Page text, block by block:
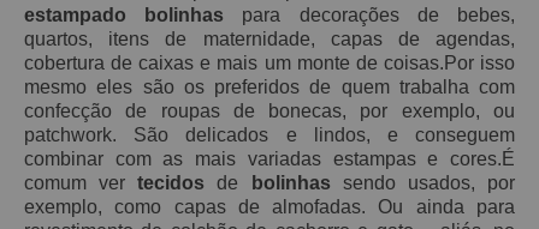
estampado bolinhas para decorações de bebes,
quartos, itens de maternidade, capas de agendas,
cobertura de caixas e mais um monte de coisas.Por isso
mesmo eles são os preferidos de quem trabalha com
confecção de roupas de bonecas, por exemplo, ou
patchwork. São delicados e lindos, e conseguem
combinar com as mais variadas estampas e cores.É
comum vertecidosde bolinhas sendo usados, por
exemplo, como capas de almofadas. Ou ainda para